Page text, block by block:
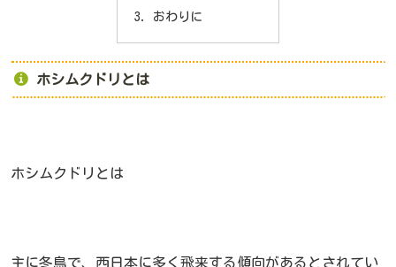
おわりに
ホシムクドリとは
ホシムクドリとは
主に冬鳥で、西日本に多く飛来する傾向があるとされてい